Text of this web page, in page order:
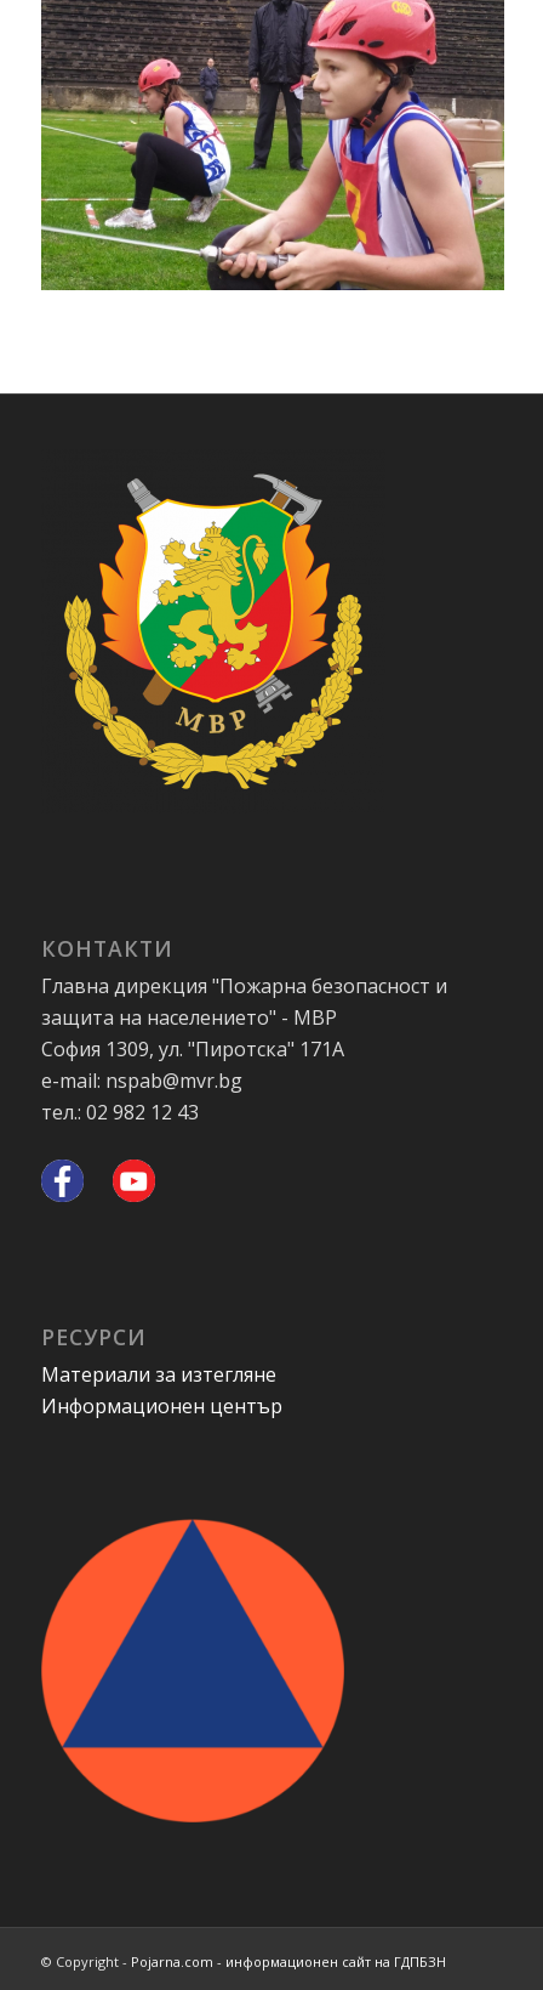
КОНТАКТИ
Главна дирекция "Пожарна безопасност и
защита на населението" - МВР
София 1309, ул. "Пиротска" 171А
e-mail: nspab@mvr.bg
тел.: 02 982 12 43
РЕСУРСИ
Материали за изтегляне
Информационен център
© Copyright - Pojarna.com - информационен сайт на ГДПБЗН